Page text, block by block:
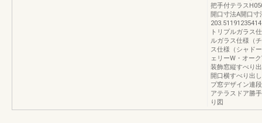
把手付テラス
開口寸法A開口
トリプルガラス
ルガラス仕様（
ス仕様（シャド
ェリーW・オー
装飾窓縦すべり
開口横すべり出
プ窓デザイン連
アテラスドア勝
り図